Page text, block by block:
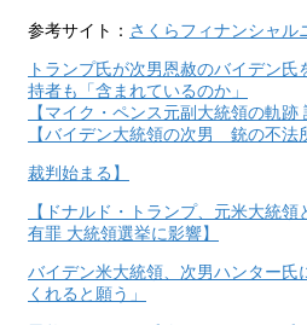
参考サイト： さくらフィナンシャル
トランプ氏が次男恩赦のバイデン
持者も「含まれているのか」
【マイク・ペンス元副大統領の軌跡
【バイデン大統領の次男 銃の不法
裁判始まる】
【ドナルド・トランプ、元米大統
有罪 大統領選挙に影響】
バイデン米大統領、次男ハンター
くれると願う」